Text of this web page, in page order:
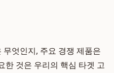
엇인지, 주요 경쟁 제품은
한 것은 우리의 핵심 타겟 고